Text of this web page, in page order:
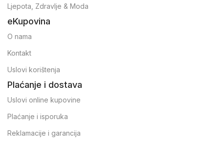
Ljepota, Zdravlje & Moda
eKupovina
O nama
Kontakt
Uslovi korištenja
Plaćanje i dostava
Uslovi online kupovine
Plaćanje i isporuka
Reklamacije i garancija